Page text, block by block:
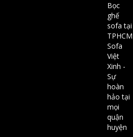
Bọc
ghế
sofa tại
Sofa
Việt
Xinh -
Sự
hoàn
hảo tại
mọi
quận
huyện